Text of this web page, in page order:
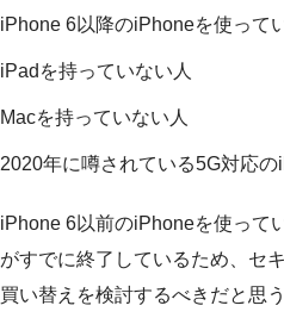
iPhone 6以降のiPhoneを使って
iPadを持っていない人
Macを持っていない人
2020年に噂されている5G対応
iPhone 6以前のiPhoneを使って
がすでに終了しているため、セ
買い替えを検討するべきだと思う